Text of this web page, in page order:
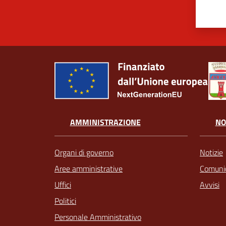
AMMINISTRAZIONE
Organi di governo
Aree amministrative
Uffici
Politici
Personale Amministrativo
Notizie
Avvisi